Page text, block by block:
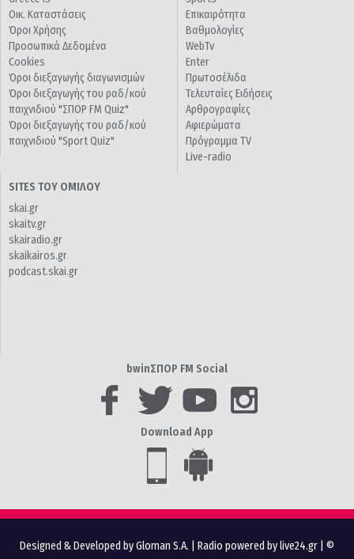
Οικ. Καταστάσεις
Όροι Χρήσης
Προσωπικά Δεδομένα
Cookies
Όροι διεξαγωγής διαγωνισμών
Όροι διεξαγωγής του ραδ/κού
παιχνιδιού "ΣΠΟΡ FM Quiz"
Όροι διεξαγωγής του ραδ/κού
παιχνιδιού "Sport Quiz"
Επικαιρότητα
Βαθμολογίες
WebTv
Enter
Πρωτοσέλιδα
Τελευταίες Ειδήσεις
Αρθρογραφίες
Αφιερώματα
Πρόγραμμα TV
Live-radio
SITES ΤΟΥ ΟΜΙΛΟΥ
skai.gr
skaitv.gr
skairadio.gr
skaikairos.gr
podcast.skai.gr
bwinΣΠΟΡ FM Social
Download App
Designed & Developed by Gloman S.A. Radio powered by live24.gr | ©